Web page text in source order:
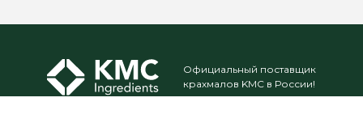
Официальный поставщик
крахмалов KMC в России!
Получить предложение